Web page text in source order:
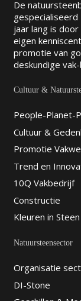
De
gespecialiseerd
jaar lang is
eigen
promotie van
deskundige
Cultuur &
People-Planet-
Cultuur &
Promotie
Trend en
10Q Vakbedrijf
Constructie
Kleuren in Steen
Natuursteensector
Organisatie
DI-Stone